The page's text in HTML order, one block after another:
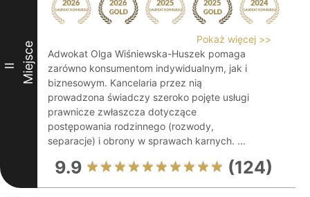
II Miejsce
Pokaż więcej >>
Adwokat Olga Wiśniewska-Huszek pomaga
zarówno konsumentom indywidualnym, jak i
biznesowym. Kancelaria przez nią
prowadzona świadczy szeroko pojęte usługi
prawnicze zwłaszcza dotyczące
postępowania rodzinnego (rozwody,
separacje) i obrony w sprawach karnych. ...
9.9 (124)